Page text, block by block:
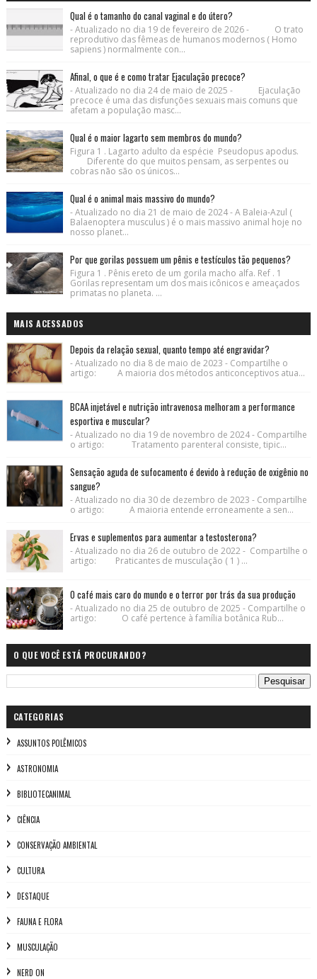
Qual é o tamanho do canal vaginal e do útero?
- Atualizado no dia 19 de fevereiro de 2026 - O trato
reprodutivo das fêmeas de humanos modernos ( Homo
sapiens ) normalmente con...
Afinal, o que é e como tratar Ejaculação precoce?
- Atualizado no dia 24 de maio de 2025 - Ejaculação
precoce é uma das disfunções sexuais mais comuns que
afetam a população masc...
Qual é o maior lagarto sem membros do mundo?
Figura 1 . Lagarto adulto da espécie Pseudopus apodus.
Diferente do que muitos pensam, as serpentes ou
cobras não são os únicos...
Qual é o animal mais massivo do mundo?
- Atualizado no dia 21 de maio de 2024 - A Baleia-Azul (
Balaenoptera musculus ) é o mais massivo animal hoje no
nosso planet...
Por que gorilas possuem um pênis e testículos tão pequenos?
Figura 1 . Pênis ereto de um gorila macho alfa. Ref . 1
Gorilas representam um dos mais icônicos e ameaçados
primatas no planeta. ...
MAIS ACESSADOS
Depois da relação sexual, quanto tempo até engravidar?
- Atualizado no dia 8 de maio de 2023 - Compartilhe o
artigo: A maioria dos métodos anticonceptivos atua...
BCAA injetável e nutrição intravenosa melhoram a performance
esportiva e muscular?
- Atualizado no dia 19 de novembro de 2024 - Compartilhe
o artigo: Tratamento parenteral consiste, tipic...
Sensação aguda de sufocamento é devido à redução de oxigênio no
sangue?
- Atualizado no dia 30 de dezembro de 2023 - Compartilhe
o artigo: A maioria entende erroneamente a sen...
Ervas e suplementos para aumentar a testosterona?
- Atualizado no dia 26 de outubro de 2022 - Compartilhe o
artigo: Praticantes de musculação ( 1 ) ...
O café mais caro do mundo e o terror por trás da sua produção
- Atualizado no dia 25 de outubro de 2025 - Compartilhe o
artigo: O café pertence à família botânica Rub...
O QUE VOCÊ ESTÁ PROCURANDO?
CATEGORIAS
ASSUNTOS POLÊMICOS
ASTRONOMIA
BIBLIOTECANIMAL
CIÊNCIA
CONSERVAÇÃO AMBIENTAL
CULTURA
DESTAQUE
FAUNA E FLORA
MUSCULAÇÃO
NERD ON